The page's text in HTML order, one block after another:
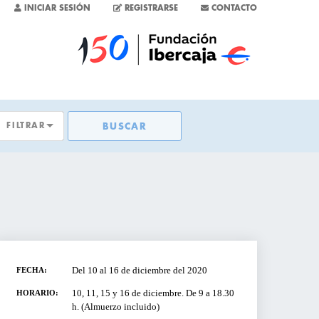
INICIAR SESIÓN REGISTRARSE CONTACTO
FILTRAR BUSCAR
FECHA: Del 10 al 16 de diciembre del 2020
HORARIO:
10, 11, 15 y 16 de diciembre. De 9 a 18.30
h. (Almuerzo incluido)